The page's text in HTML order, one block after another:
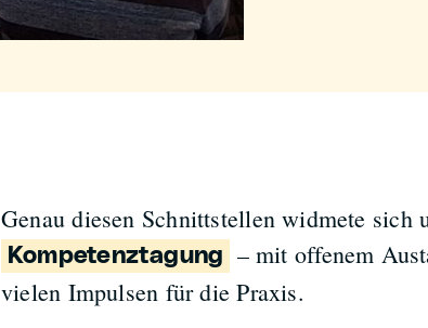
Genau diesen Schnittstellen widmete sich
Kompetenztagung
– mit offenem
vielen Impulsen für die Praxis.